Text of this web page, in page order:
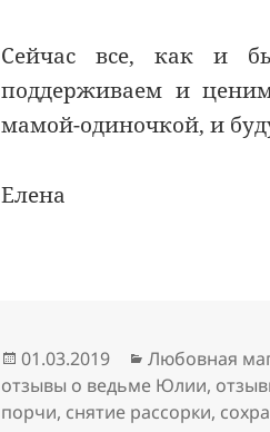
Сейчас все, как и
поддерживаем и
мамой-одиночкой, и
Елена
Опубликовано
01.03.2019 Рубрики
Любовная
отзывы о ведьме Юлии,
порчи, снятие рассорки,